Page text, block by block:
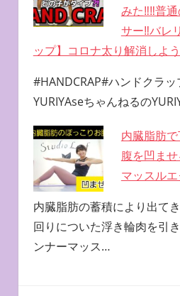
みた‼︎‼︎普
サー‼︎バレ
ップ】コロナ太り解消しよう
#HANDCRAP#ハンドクラッ
YURIYAseちゃんねるの
内臓脂肪
腹を凹ませ
マッスル
内臓脂肪の蓄積により出て
回りについた浮き輪肉を引
ンナーマッス…